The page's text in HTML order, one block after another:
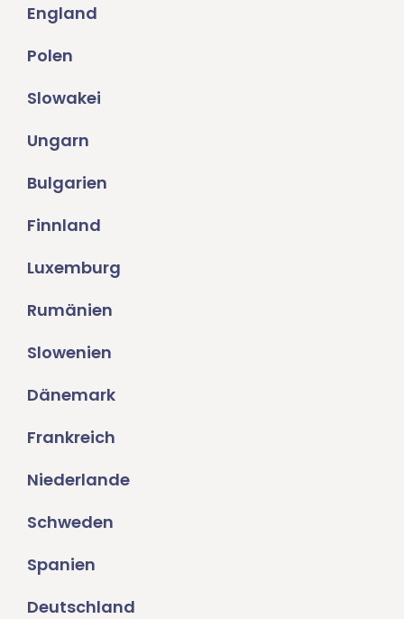
England
Polen
Slowakei
Ungarn
Bulgarien
Finnland
Luxemburg
Rumänien
Slowenien
Dänemark
Frankreich
Niederlande
Schweden
Spanien
Deutschland